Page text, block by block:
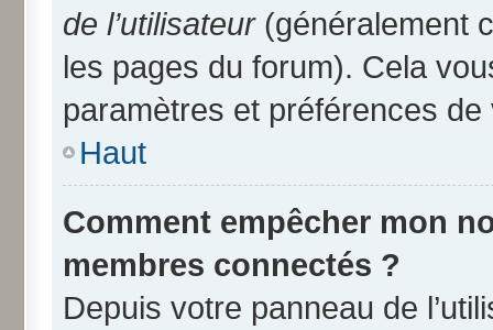
de l’utilisateur(généralement
les pages du forum). Cela
paramètres et préférences
Haut
Comment empêcher mon
membres connectés ?
Depuis votre panneau de